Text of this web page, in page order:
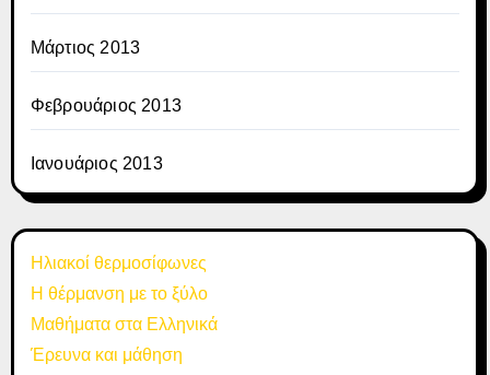
Μάρτιος 2013
Φεβρουάριος 2013
Ιανουάριος 2013
Ηλιακοί θερμοσίφωνες
Η θέρμανση με το ξύλο
Μαθήματα στα Ελληνικά
Έρευνα και μάθηση